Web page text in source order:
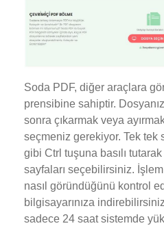
Soda PDF, diğer araçlara
prensibine sahiptir.
sonra çıkarmak veya
seçmeniz gerekiyor. Tek tek
gibi Ctrl tuşuna basılı
sayfaları seçebilirsiniz.
nasıl göründüğünü kontrol
bilgisayarınıza
sadece 24 saat sistemde